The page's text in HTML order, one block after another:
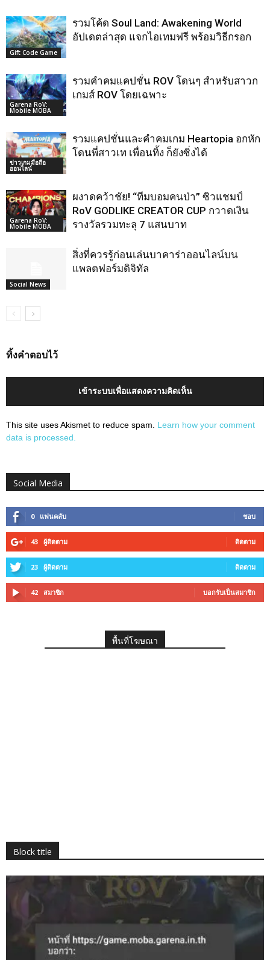
Gift Code Game
รวมโค้ด Soul Land: Awakening World
อัปเดตล่าสุด แจกไอเทมฟรี พร้อมวิธีกรอก
Garena RoV:
Mobile MOBA
รวมคำคมแคปชั่น ROV โดนๆ สำหรับสาวก
เกมส์ ROV โดยเฉพาะ
ข่าวเกมมือถือ
ออนไลน์
รวมแคปชั่นและคำคมเกม Heartopia อกหัก
โดนพี่สาวเท เพื่อนทิ้ง ก็ยังซิ่งได้
Garena RoV:
Mobile MOBA
ผงาดคว้าชัย! “ทีมบอมคนป่า” ซิวแชมป์
RoV GODLIKE CREATOR CUP กวาดเงิน
รางวัลรวมทะลุ 7 แสนบาท
Social News
สิ่งที่ควรรู้ก่อนเล่นบาคาร่าออนไลน์บน
แพลตฟอร์มดิจิทัล
ทิ้งคำตอบไว้
เข้าระบบเพื่อแสดงความคิดเห็น
This site uses Akismet to reduce spam. Learn how your comment
data is processed.
Social Media
0 แฟนคลับ ชอบ
43 ผู้ติดตาม ติดตาม
23 ผู้ติดตาม ติดตาม
42 สมาชิก บอกรับเป็นสมาชิก
พื้นที่โฆษณา
Block title